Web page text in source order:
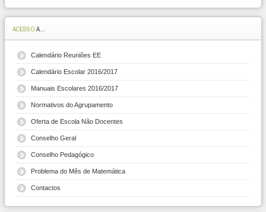
ACESSO A...
Calendário Reuniões EE
Calendário Escolar 2016/2017
Manuais Escolares 2016/2017
Normativos do Agrupamento
Oferta de Escola Não Docentes
Conselho Geral
Conselho Pedagógico
Problema do Mês de Matemática
Contactos